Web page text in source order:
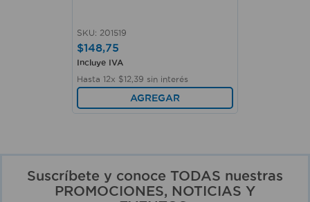
SKU: 201519
$148,75
Incluye IVA
Hasta 12x $12 39 sin interés
AGREGAR
Suscríbete y conoce TODAS nuestras
PROMOCIONES, NOTICIAS Y